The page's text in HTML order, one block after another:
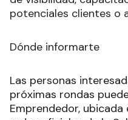
potenciales clientes o
Dónde informarte
Las personas
próximas rondas
Emprendedor,